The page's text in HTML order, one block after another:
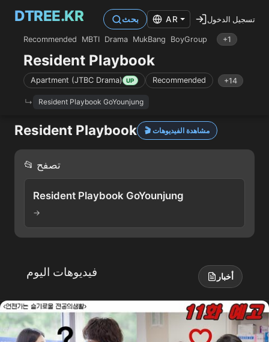
DTREE.KR
Recommended MBTI Drama MukBang BoyGroup +1
Resident Playbook
Apartment (JTBC Drama) UP Recommended +14
Resident Playbook GoYounjung
بحث AR تسجيل الدخول
Resident Playbook 🎬 مشاهدة الفيديوهات
📂 تصفح
Resident Playbook GoYounjung
→
فيديوهات اليوم أخبار